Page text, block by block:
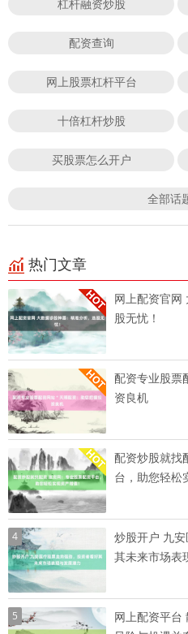
杠杆融资炒股
配资查询
网上股票杠杆平台
十倍杠杆炒股
买股票怎么开户
全部话
热门文章
网上配资官网
股无忧！
配资专业股票
资良机
配资炒股就找
台，助您轻松
4
炒股开户 九
其未来市场表
5
网上配资平台